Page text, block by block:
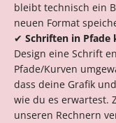
bleibt technisch ein
neuen Format
✔ Schriften in Pfade
Design eine Schrift
Pfade/Kurven
dass deine Grafik
wie du es erwartest.
unseren Rechnern